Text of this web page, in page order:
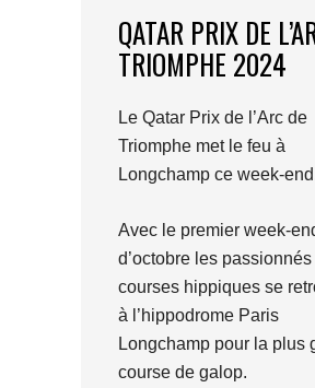
QATAR PRIX DE
TRIOMPHE 2024
Le Qatar Prix de l’Arc de
Triomphe met le feu à
Longchamp ce week-
Avec le premier week-
d’octobre les
courses hippiques se
à l’hippodrome Paris
Longchamp pour la plus
course de galop.